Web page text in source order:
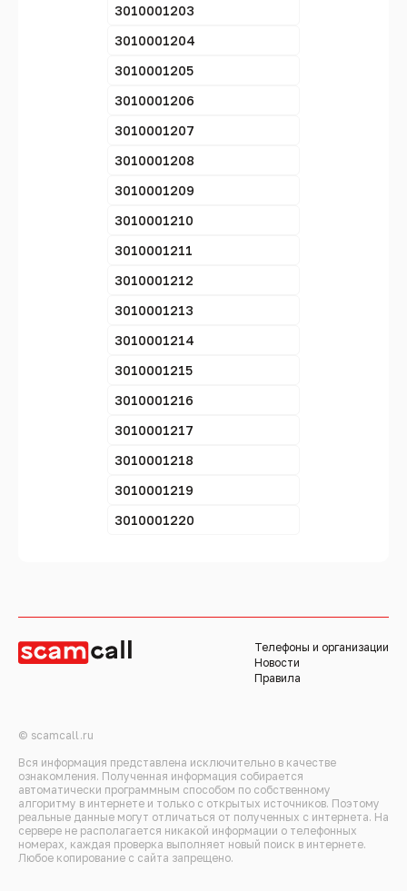
3010001203
3010001204
3010001205
3010001206
3010001207
3010001208
3010001209
3010001210
3010001211
3010001212
3010001213
3010001214
3010001215
3010001216
3010001217
3010001218
3010001219
3010001220
Телефоны и организации
Новости
Правила
© scamcall.ru
Вся информация представлена исключительно в качестве
ознакомления. Полученная информация собирается
автоматически программным способом по собственному
алгоритму в интернете и только с открытых источников. Поэтому
реальные данные могут отличаться от полученных с интернета. На
сервере не располагается никакой информации о телефонных
номерах, каждая проверка выполняет новый поиск в интернете.
Любое копирование с сайта запрещено.